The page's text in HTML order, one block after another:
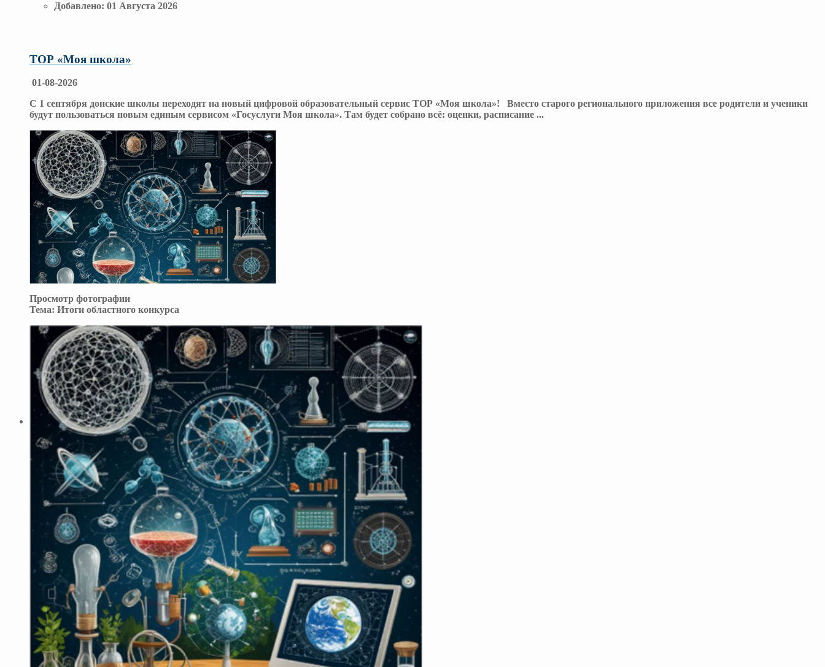
Добавлено: 01 Августа 2026
ТОР «Моя школа»
01-08-2026
С 1 сентября донские школы переходят на новый цифровой образовательный сервис ТОР «Моя школа»! Вместо старого регионального приложения все родители и ученики
будут пользоваться новым единым сервисом «Госуслуги Моя школа». Там будет собрано всё: оценки, расписание ...
Просмотр фотографии
Тема: Итоги областного конкурса